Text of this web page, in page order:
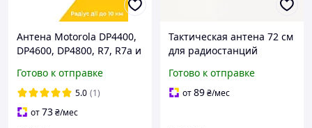
Антена Motorola DP4400,
DP4600, DP4800, R7, R7a и
дводіапазонна 47 см
черна, комплект 5 шт
Готово к отправке
5.0 (1)
от73₴/мес
Тактическая антена 72 см
для радиостанций
DP4400 / DP4600 / DP
4800e / DP 4400e / DP
Готово к отправке
от89₴/мес